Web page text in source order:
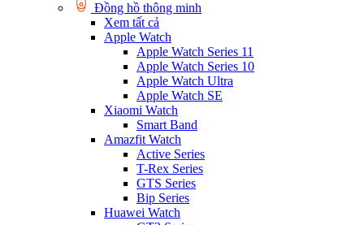
Đồng hồ thông minh
Xem tất cả
Apple Watch
Apple Watch Series 11
Apple Watch Series 10
Apple Watch Ultra
Apple Watch SE
Xiaomi Watch
Smart Band
Amazfit Watch
Active Series
T-Rex Series
GTS Series
Bip Series
Huawei Watch